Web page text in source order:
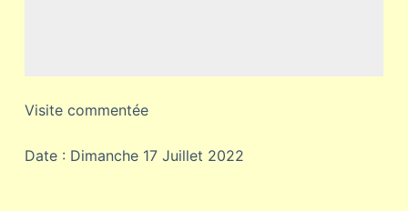
Visite commentée
Date : Dimanche 17 Juillet 2022